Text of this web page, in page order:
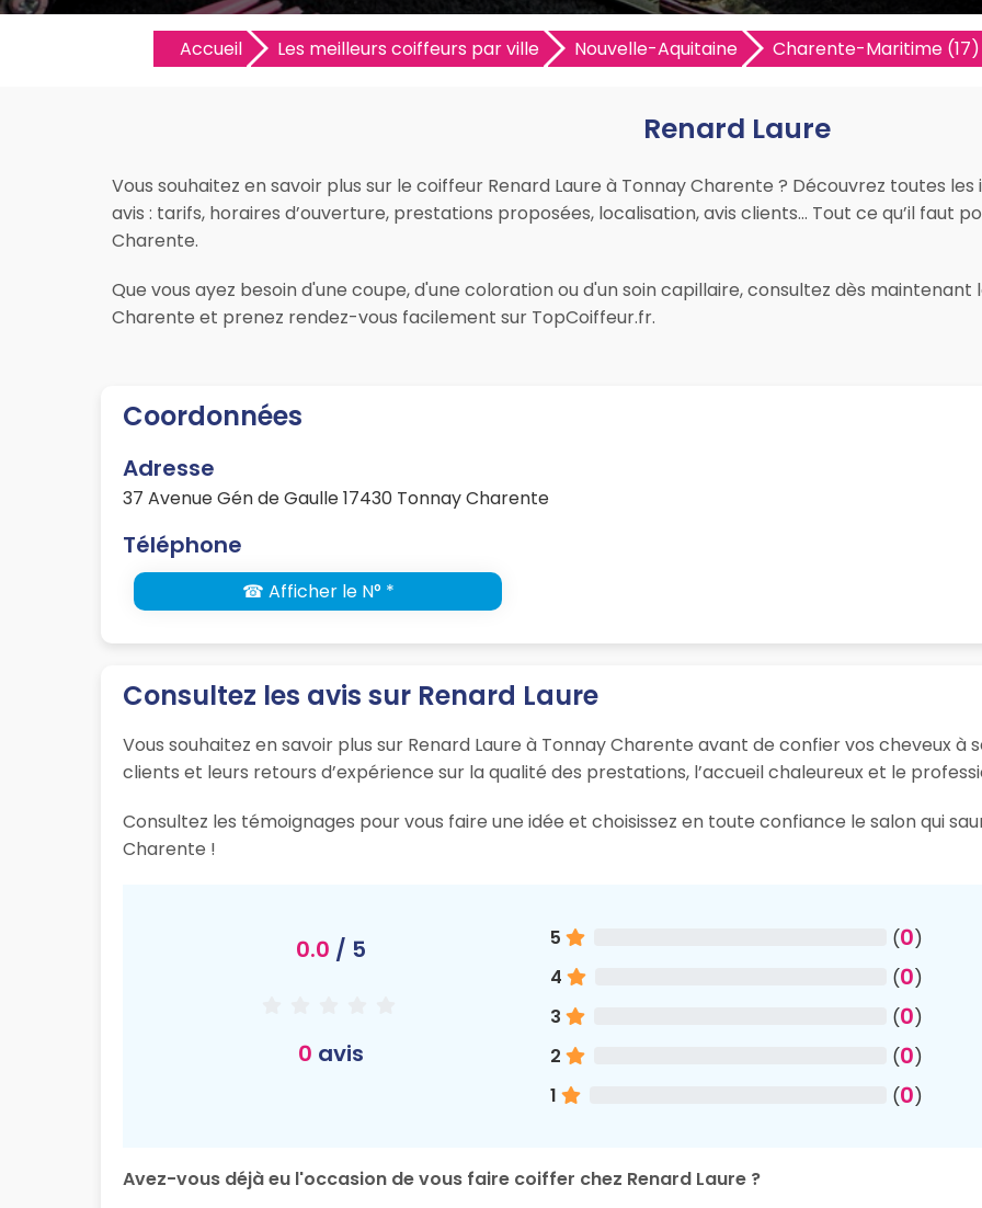
Accueil Les meilleurs coiffeurs par ville Nouvelle-Aquitaine Charente-Maritime (17)
Renard Laure
Vous souhaitez en savoir plus sur le coiffeur Renard Laure à Tonnay Charente ? Découvrez toutes
avis : tarifs, horaires d’ouverture, prestations proposées, localisation, avis clients… Tout ce qu’il faut
Charente.
Que vous ayez besoin d'une coupe, d'une coloration ou d'un soin capillaire, consultez dès
Charente et prenez rendez-vous facilement sur TopCoiffeur.fr.
Coordonnées
Adresse
37 Avenue Gén de Gaulle 17430 Tonnay Charente
Téléphone
☎ Afficher le N° *
Consultez les avis sur Renard Laure
Vous souhaitez en savoir plus sur Renard Laure à Tonnay Charente avant de confier vos cheveux à
clients et leurs retours d’expérience sur la qualité des prestations, l’accueil chaleureux et le
Consultez les témoignages pour vous faire une idée et choisissez en toute confiance le salon qui
Charente !
0.0 / 5
0 avis
5 (0)
4
(0)
3
(0)
2
(0)
1
(0)
Avez-vous déjà eu l'occasion de vous faire coiffer chez Renard Laure ?